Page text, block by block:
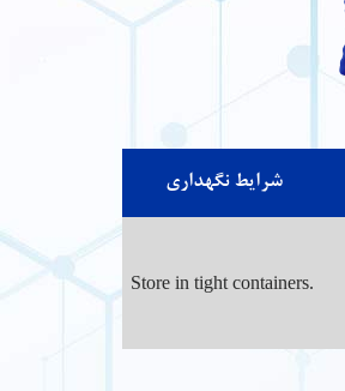
شرایط نگهداری
Store in tight containers.